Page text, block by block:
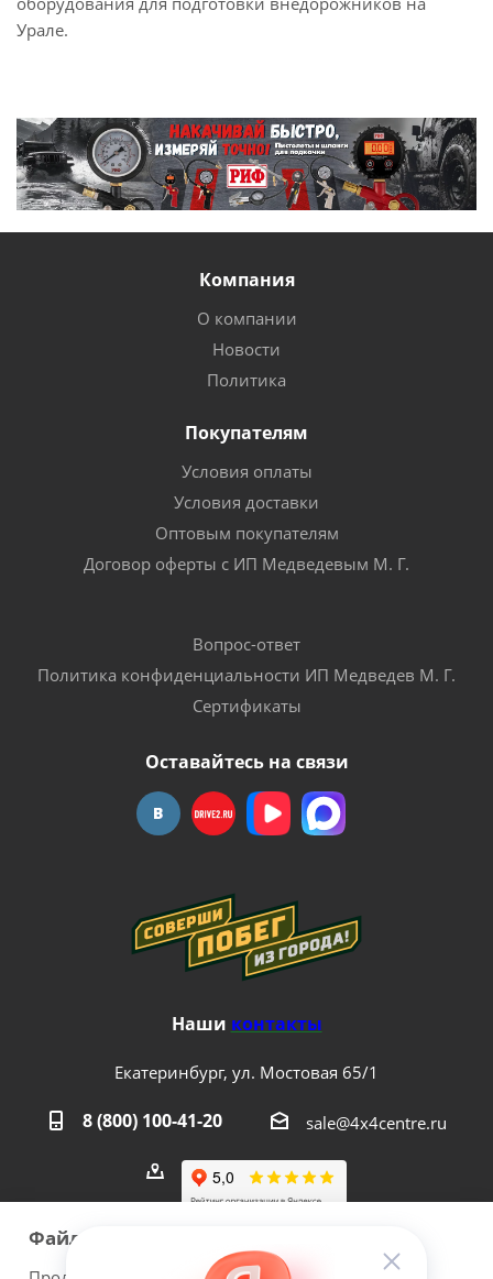
Урале.
Компания
О компании
Новости
Политика
Покупателям
Условия оплаты
Условия доставки
Оптовым покупателям
Договор оферты с ИП Медведевым М. Г.
Вопрос-ответ
Политика конфиденциальности ИП Медведев М. Г.
Сертификаты
Оставайтесь на связи
Наши контакты
Екатеринбург, ул. Мостовая 65/1
8 (800) 100-41-20 sale@4x4centre.ru
Файлы cookie